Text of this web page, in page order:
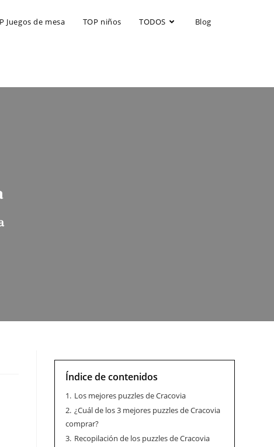
Juegos de mesa TOP niños TODOS Blog
Índice de contenidos
1. Los mejores puzzles de Cracovia
2. ¿Cuál de los 3 mejores puzzles de Cracovia
comprar?
3. Recopilación de los puzzles de Cracovia